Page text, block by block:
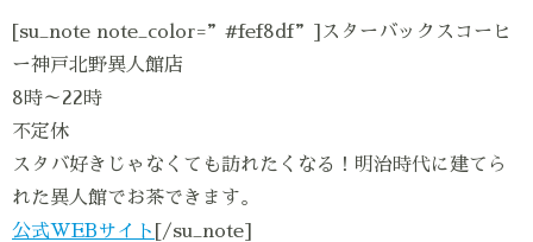
[su_note note_color=”#fef8df”]スターバックスコーヒ
ー神戸北野異人館店
8時～22時
不定休
スタバ好きじゃなくても訪れたくなる！明治時代に建てら
れた異人館でお茶できます。
公式WEBサイト
[/su_note]